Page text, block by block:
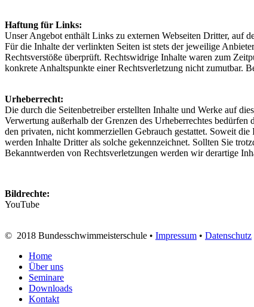
Haftung für Links:
Unser Angebot enthält Links zu externen Webseiten Dritter, auf
Für die Inhalte der verlinkten Seiten ist stets der jeweilige
Rechtsverstöße überprüft. Rechtswidrige Inhalte waren zum
konkrete Anhaltspunkte einer Rechtsverletzung nicht zumutbar.
Urheberrecht:
Die durch die Seitenbetreiber erstellten Inhalte und Werke auf
Verwertung außerhalb der Grenzen des Urheberrechtes
den privaten, nicht kommerziellen Gebrauch gestattet. Soweit
werden Inhalte Dritter als solche gekennzeichnet. Sollten Sie
Bekanntwerden von Rechtsverletzungen werden wir derartige
Bildrechte:
YouTube
© 2018 Bundesschwimmeisterschule • Impressum • Datenschutz
Home
Über uns
Seminare
Downloads
Kontakt